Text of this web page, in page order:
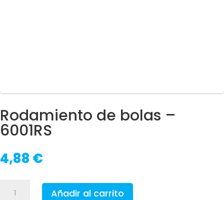
Rodamiento de bolas –
6001RS
4,88€
Rodamiento
Añadir al carrito